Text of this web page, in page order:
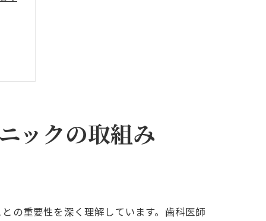
ックの取組み
の重要性を深く理解しています。歯科医師